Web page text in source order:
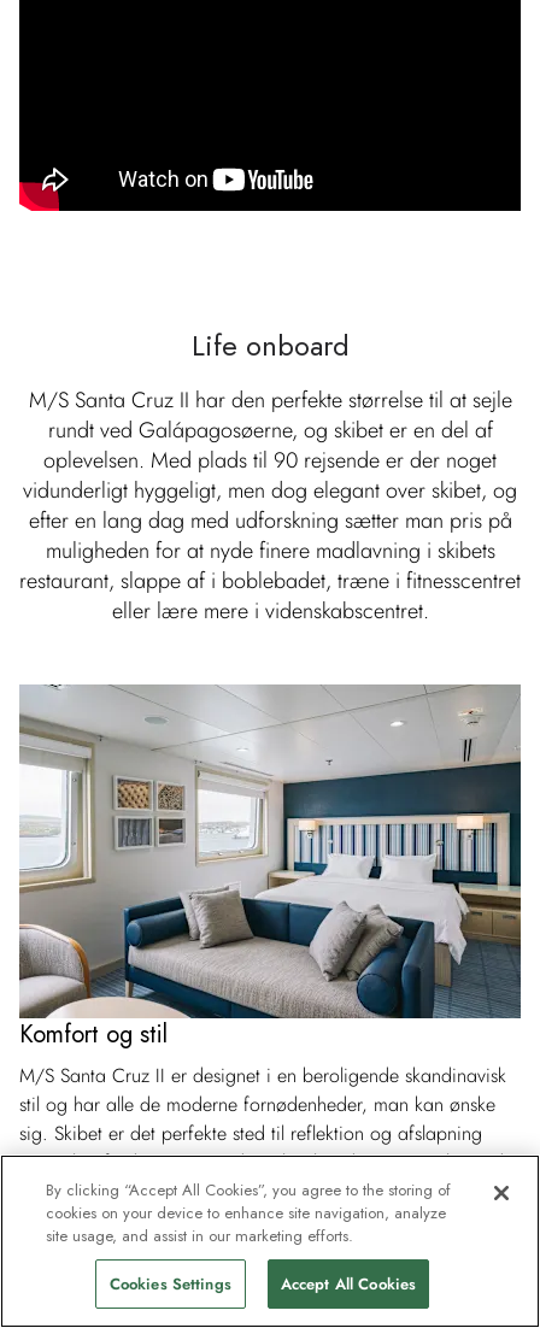
Life onboard
M/S Santa Cruz II har den perfekte størrelse til at sejle
rundt ved Galápagosøerne, og skibet er en del af
oplevelsen. Med plads til 90 rejsende er der noget
vidunderligt hyggeligt, men dog elegant over skibet, og
efter en lang dag med udforskning sætter man pris på
muligheden for at nyde finere madlavning i skibets
restaurant, slappe af i boblebadet, træne i fitnesscentret
eller lære mere i videnskabscentret.
Komfort og stil
M/S Santa Cruz II er designet i en beroligende skandinavisk
stil og har alle de moderne fornødenheder, man kan ønske
sig. Skibet er det perfekte sted til reflektion og afslapning
samt til at få den enestående oplevelse, det er, at sejle på de
ubefærdede vandveje. Slik sol på skibets store soldæk, nyd
en drink eller to i skibets Expedition Bar, og sid ned med en
god bog i biblioteket – alt sammen på samme dag.
By clicking “Accept All Cookies”, you agree to the storing of
cookies on your device to enhance site navigation, analyze
site usage, and assist in our marketing efforts.
Cookies Settings Accept All Cookies